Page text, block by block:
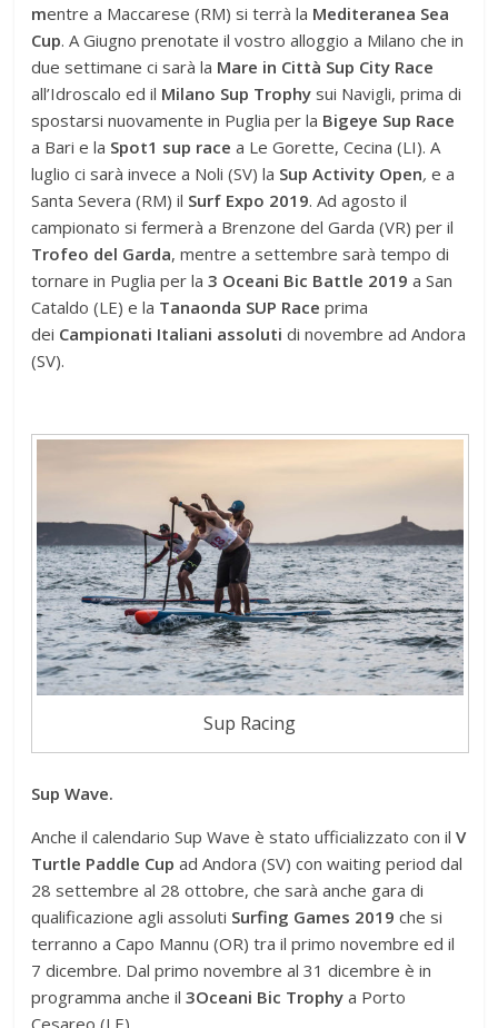
mentre a Maccarese (RM) si terrà la Mediteranea Sea
Cup. A Giugno prenotate il vostro alloggio a Milano che in
due settimane ci sarà la Mare in Città Sup City Race
all’Idroscalo ed il Milano Sup Trophysui Navigli, prima di
spostarsi nuovamente in Puglia per la Bigeye Sup Race
a Bari e la Spot1 sup racea Le Gorette, Cecina (LI). A
luglio ci sarà invece a Noli (SV) la Sup Activity Open,e a
Santa Severa (RM) il Surf Expo 2019. Ad agosto il
campionato si fermerà a Brenzone del Garda (VR) per il
Trofeo del Garda, mentre a settembre sarà tempo di
tornare in Puglia per la3 Oceani Bic Battle 2019 a San
Cataldo (LE) e la Tanaonda SUP Race prima
dei Campionati Italiani assoluti di novembre ad Andora
(SV).
Sup Racing
Sup Wave.
Anche il calendario Sup Wave è stato ufficializzato con ilV
Turtle Paddle Cup ad Andora (SV) con waiting period dal
28 settembre al 28 ottobre, che sarà anche gara di
qualificazione agli assoluti Surfing Games 2019che si
terranno a Capo Mannu (OR) tra il primo novembre ed il
7 dicembre. Dal primo novembre al 31 dicembre è in
programma anche il3Oceani Bic Trophy a Porto